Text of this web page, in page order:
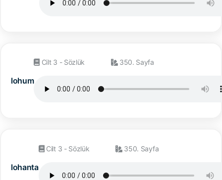
lohum
Cilt 3 - Sözlük 350. Sayfa
lohanta
Cilt 3 - Sözlük 350. Sayfa